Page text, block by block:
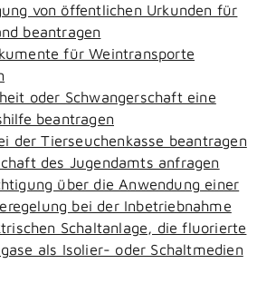
von öffentlichen Urkunden für
beantragen
für Weintransporte
oder Schwangerschaft eine
beantragen
der Tierseuchenkasse beantragen
des Jugendamts anfragen
über die Anwendung einer
bei der Inbetriebnahme
Schaltanlage, die fluorierte
als Isolier- oder Schaltmedien